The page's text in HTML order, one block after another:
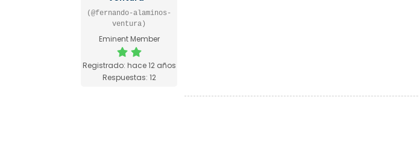
(@fernando-alaminos-
ventura)
Eminent Member
Registrado: hace 12 años
Respuestas: 12